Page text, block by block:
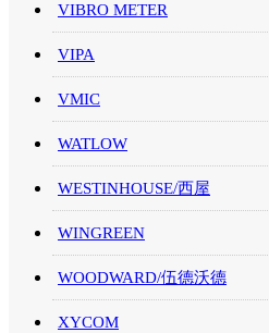
VIBRO METER
VIPA
VMIC
WATLOW
WESTINHOUSE/西屋
WINGREEN
WOODWARD/伍德沃德
XYCOM